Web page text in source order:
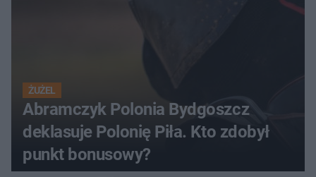
ŻUŻEL
Abramczyk Polonia Bydgoszcz
deklasuje Polonię Piła. Kto zdobył
punkt bonusowy?